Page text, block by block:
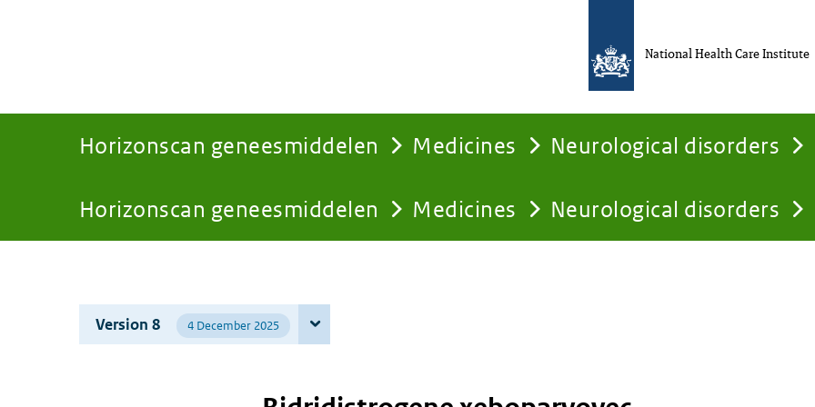
Horizonscan geneesmiddelen Medicines Neurological disorders
You
here:
Horizonscan geneesmiddelen Medicines Neurological disorders
National Health Care Institute
Version 8 4 December 2025